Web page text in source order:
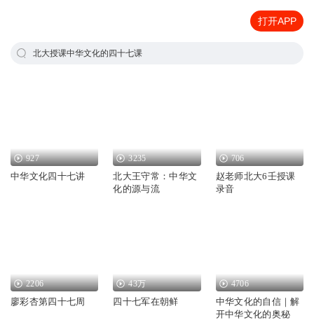
打开APP
北大授课中华文化的四十七课
927
中华文化四十七讲
3235
北大王守常：中华文
化的源与流
706
赵老师北大6壬授课
录音
2206
廖彩杏第四十七周
43万
四十七军在朝鲜
4706
中华文化的自信｜解
开中华文化的奥秘